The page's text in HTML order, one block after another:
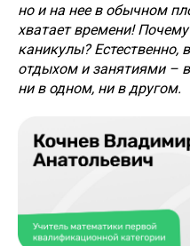
но и на нее в обычном
хватает времени!
каникулы?
отдыхом и занятиями –
ни в одном, ни в другом.